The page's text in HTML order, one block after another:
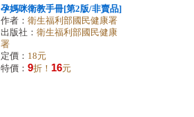
孕媽咪衛教手冊[第2版/非賣品]
作者： 衛生福利部國民健康署
出版社： 衛生福利部國民健康
署
定價： 18元
特價： 9折！ 16元